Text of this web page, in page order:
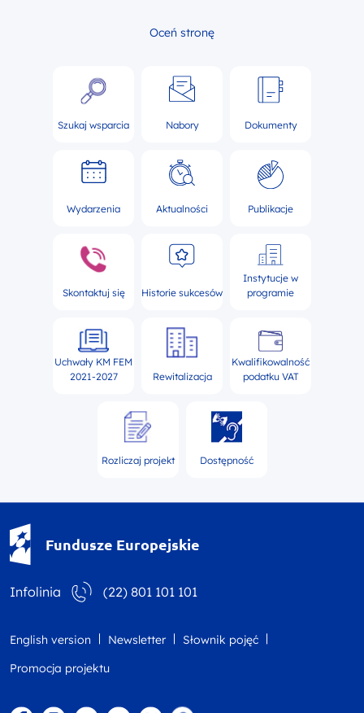
Oceń stronę
Szukaj wsparcia Nabory Dokumenty
Wydarzenia Aktualności Publikacje
Skontaktuj się Historie sukcesów
Instytucje w
programie
Uchwały KM FEM
2021-2027
Rewitalizacja
Kwalifikowalność
podatku VAT
Rozliczaj projekt Dostępność
Fundusze Europejskie
Infolinia (22) 801 101 101
English version Newsletter
Słownik pojęć
Promocja projektu